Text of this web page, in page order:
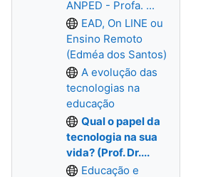
ANPED - Profa. ...
EAD, On LINE ou
Ensino Remoto
(Edméa dos Santos)
A evolução das
tecnologias na
educação
Qual o papel da
tecnologia na sua
vida? (Prof. Dr....
Educação e